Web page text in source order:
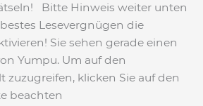
Bitte Hinweis weiter unten
Lesevergnügen die
Sie sehen gerade einen
Yumpu. Um auf den
klicken Sie auf den
beachten